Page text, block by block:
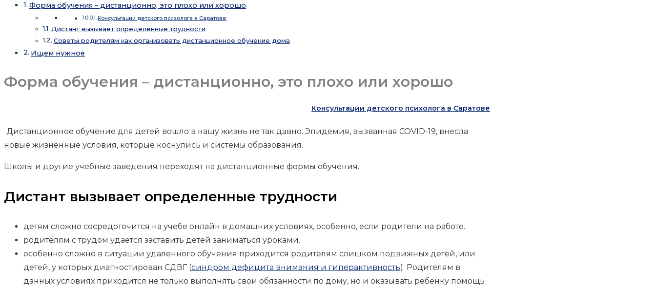
Форма обучения – дистанционно, это плохо или хорошо
Консультации детского психолога в Саратове
Дистант вызывает определенные трудности
Советы родителям как организовать дистанционное обучение дома
Ищем нужное
Форма обучения – дистанционно, это плохо или хорошо
Консультации детского психолога в Саратове
Дистанционное обучение для детей вошло в нашу жизнь не так давно. Эпидемия, вызванная COVID-19, внесла
новые жизненные условия, которые коснулись и системы образования.
Школы и другие учебные заведения переходят на дистанционные формы обучения.
Дистант вызывает определенные трудности
детям сложно сосредоточится на учебе онлайн в домашних условиях, особенно, если родители на работе.
родителям с трудом удается заставить детей заниматься уроками.
особенно сложно в ситуации удаленного обучения приходится родителям слишком подвижных детей, или
детей, у которых диагностирован СДВГ (синдром дефицита внимания и гиперактивность). Родителям в
данных условиях приходится не только выполнять свои обязанности по дому, но и оказывать ребенку помощь